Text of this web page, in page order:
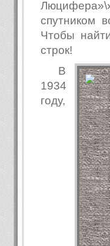
спутником
Чтобы
строк!
В
1934
году,